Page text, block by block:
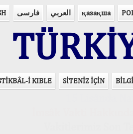
فارسی العربي қазақша
İ KIBLE SİTENİZ İÇİN